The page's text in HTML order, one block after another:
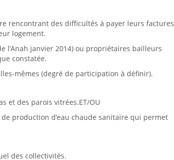
rencontrant des difficultés à payer leurs factures
logement.
l’Anah janvier 2014) ou propriétaires bailleurs
constatée.
mêmes (degré de participation à définir).
et des parois vitrées.ET/OU
production d’eau chaude sanitaire qui permet
des collectivités.